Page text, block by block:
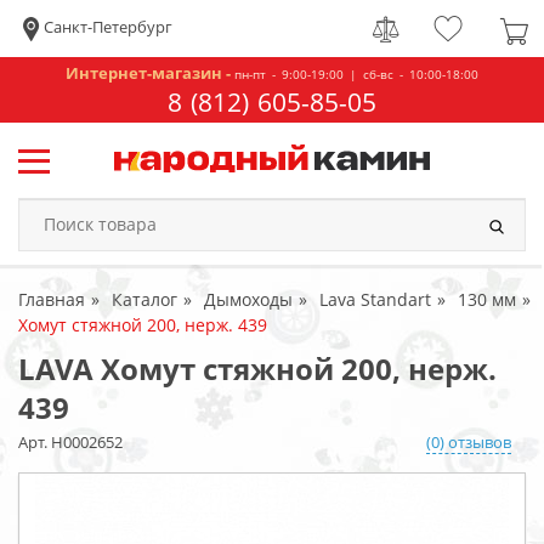
Санкт-Петербург
Интернет-магазин - пн-пт - 9:00-19:00 | сб-вс - 10:00-18:00
8 (812) 605-85-05
Главная Каталог Дымоходы Lava Standart
130 мм
Хомут стяжной 200, нерж. 439
LAVA Хомут стяжной 200, нерж.
439
Арт. Н0002652 (0) отзывов